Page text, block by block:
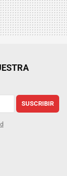
SUSCRIBIR